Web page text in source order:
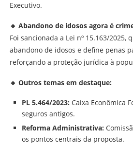
Executivo.
🔸 Abandono de idosos agora é
Foi sancionada a Lei nº 15.163/2025,
abandono de idosos e define penas
reforçando a proteção jurídica à
🔸 Outros temas em destaque:
PL 5.464/2023: Caixa Econômica
seguros antigos.
Reforma Administrativa:
os pontos centrais da proposta.